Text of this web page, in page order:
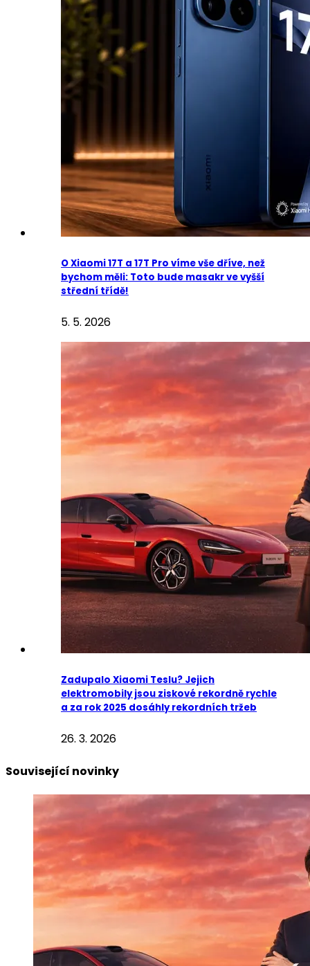
O Xiaomi 17T a 17T Pro víme vše dříve, než
bychom měli: Toto bude masakr ve vyšší
střední třídě!
5. 5. 2026
Zadupalo Xiaomi Teslu? Jejich
elektromobily jsou ziskové rekordně rychle
a za rok 2025 dosáhly rekordních tržeb
26. 3. 2026
Související novinky